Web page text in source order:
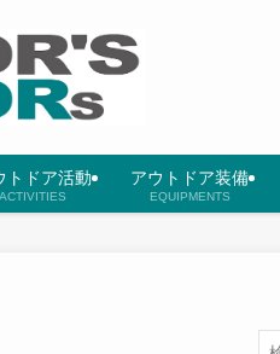
トドア活動
ACTIVITIES
アウトドア装備
EQUIPMENTS